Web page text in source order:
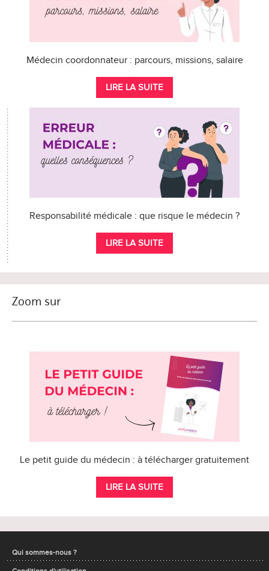
Médecin coordonnateur : parcours, missions, salaire
LIRE LA SUITE
Responsabilité médicale : que risque le médecin ?
LIRE LA SUITE
Zoom sur
Le petit guide du médecin : à télécharger gratuitement
LIRE LA SUITE
Qui sommes-nous ?